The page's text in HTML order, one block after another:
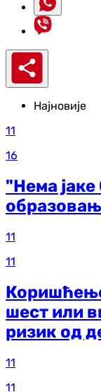
Најновије
11
16
"Нема
11
11
шест или
ризик од
11
11